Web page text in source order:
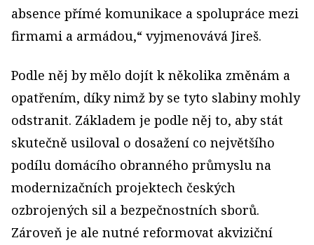
absence přímé komunikace a spolupráce mezi
firmami a armádou,“ vyjmenovává Jireš.
Podle něj by mělo dojít k několika změnám a
opatřením, díky nimž by se tyto slabiny mohly
odstranit. Základem je podle něj to, aby stát
skutečně usiloval o dosažení co největšího
podílu domácího obranného průmyslu na
modernizačních projektech českých
ozbrojených sil a bezpečnostních sborů.
Zároveň je ale nutné reformovat akviziční